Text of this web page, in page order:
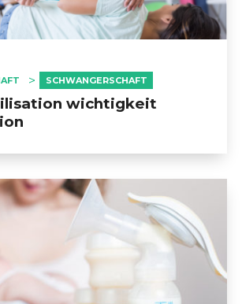
SCHWANGERSCHAFT
wichtigkeit